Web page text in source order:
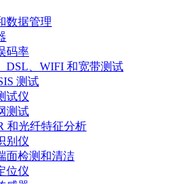
数据管理
码率
DSL、WIFI 和宽带测试
测试
试仪
测试
和光纤特征分析
别仪
面检测和清洁
位仪